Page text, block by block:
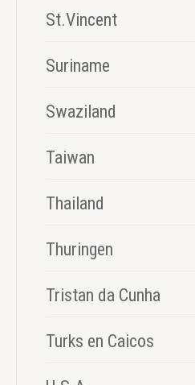
St.Vincent
Suriname
Swaziland
Taiwan
Thailand
Thuringen
Tristan da Cunha
Turks en Caicos